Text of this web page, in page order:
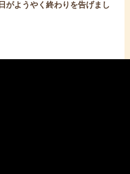
がようやく終わりを告げまし